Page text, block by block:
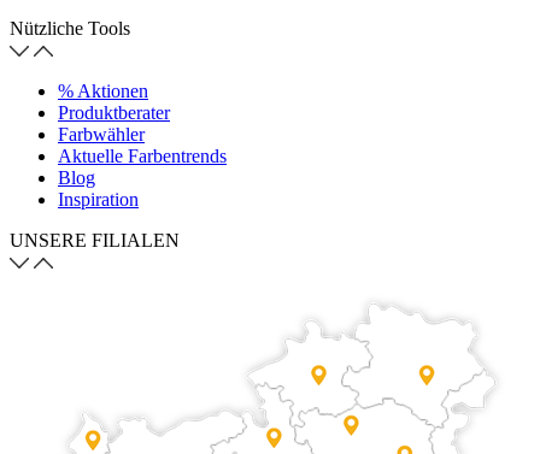
Nützliche Tools
% Aktionen
Produktberater
Farbwähler
Aktuelle Farbentrends
Blog
Inspiration
UNSERE FILIALEN